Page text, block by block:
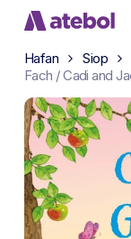
Skip
main
content
Hafan Siop
Fach / Cadi and